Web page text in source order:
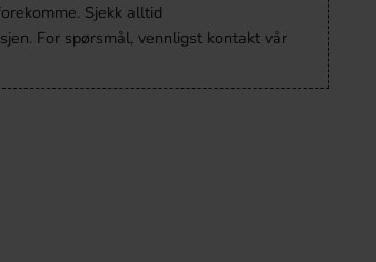
Sjekk alltid
For spørsmål, vennligst kontakt vår